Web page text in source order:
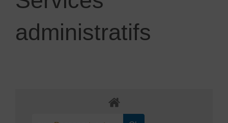
administratifs